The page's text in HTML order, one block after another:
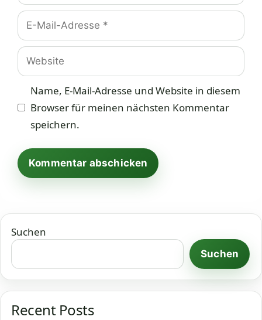
E-
Mail-
Adresse
Website
Name, E-Mail-Adresse und Website in diesem
Browser für meinen nächsten Kommentar
speichern.
Suchen
Suchen
Recent Posts